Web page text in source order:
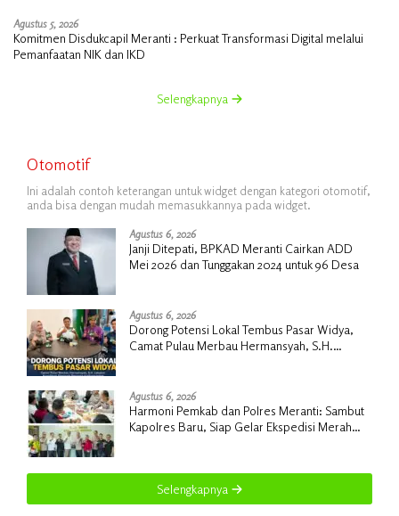
Agustus 5, 2026
Komitmen Disdukcapil Meranti : Perkuat Transformasi Digital melalui
Pemanfaatan NIK dan IKD
Selengkapnya
Otomotif
Ini adalah contoh keterangan untuk widget dengan kategori otomotif,
anda bisa dengan mudah memasukkannya pada widget.
Agustus 6, 2026
Janji Ditepati, BPKAD Meranti Cairkan ADD
Mei 2026 dan Tunggakan 2024 untuk 96 Desa
Agustus 6, 2026
Dorong Potensi Lokal Tembus Pasar Widya,
Camat Pulau Merbau Hermansyah, S.H.
Agustus 6, 2026
Harmoni Pemkab dan Polres Meranti: Sambut
Kapolres Baru, Siap Gelar Ekspedisi Merah
Selengkapnya